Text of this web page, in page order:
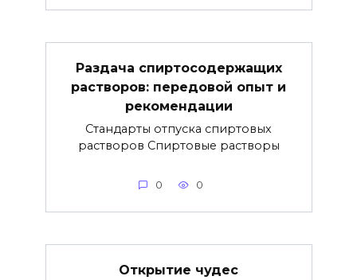
Раздача спиртосодержащих
растворов: передовой опыт и
рекомендации
Стандарты отпуска спиртовых
растворов Спиртовые растворы
0 0
Открытие чудес